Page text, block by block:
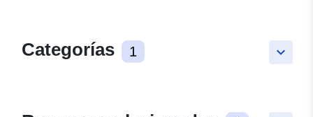
keyboard_arrow_down
Categorías 1